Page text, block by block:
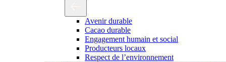
Avenir durable
Cacao durable
Engagement humain et social
Producteurs locaux
Respect de l’environnement